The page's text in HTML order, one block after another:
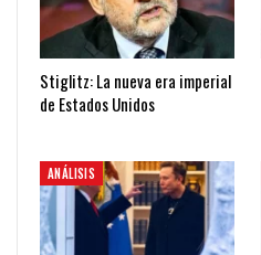
Stiglitz: La nueva era imperial
de Estados Unidos
ANÁLISIS